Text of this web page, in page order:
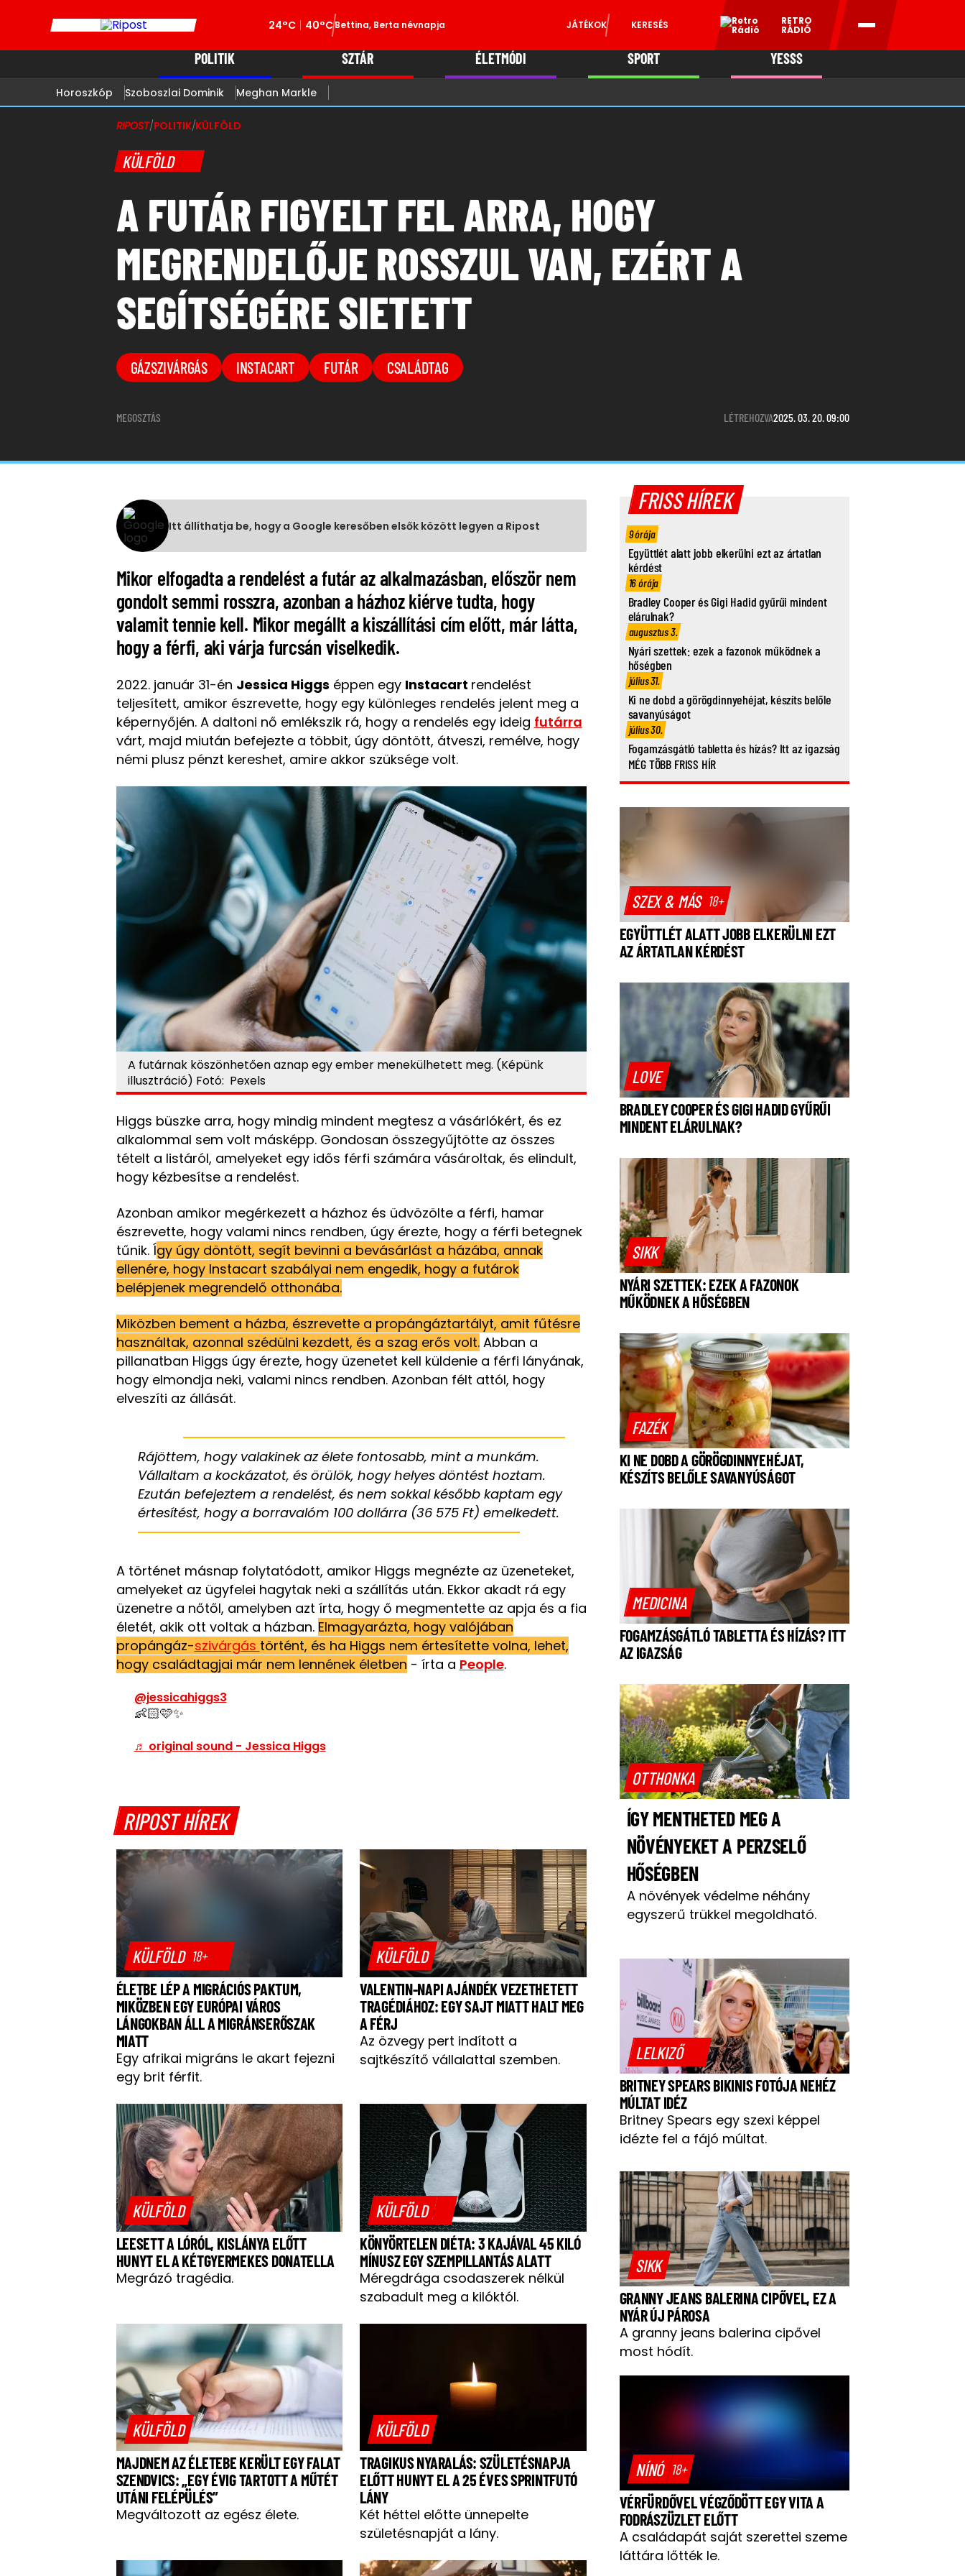
24°C 40°CBettina, Berta névnapja JÁTÉKOK KERESÉS RETRO
RÁDIÓ
POLITIK SZTÁR ÉLETMÓDI SPORT YESSS
Horoszkóp Szoboszlai Dominik Meghan Markle
RIPOST/POLITIK/KÜLFÖLD
KÜLFÖLD
A FUTÁR FIGYELT FEL ARRA, HOGY
MEGRENDELŐJE ROSSZUL VAN, EZÉRT A
SEGÍTSÉGÉRE SIETETT
GÁZSZIVÁRGÁS INSTACART FUTÁR CSALÁDTAG
MEGOSZTÁS LÉTREHOZVA2025. 03. 20. 09:00
Itt állíthatja be, hogy a Google keresőben elsők között legyen a Ripost
Mikor elfogadta a rendelést a futár az alkalmazásban, először nem
gondolt semmi rosszra, azonban a házhoz kiérve tudta, hogy
valamit tennie kell. Mikor megállt a kiszállítási cím előtt, már látta,
hogy a férfi, aki várja furcsán viselkedik.
2022. január 31-én Jessica Higgs éppen egy Instacart rendelést
teljesített, amikor észrevette, hogy egy különleges rendelés jelent meg a
képernyőjén. A daltoni nő emlékszik rá, hogy a rendelés egy ideig futárra
várt, majd miután befejezte a többit, úgy döntött, átveszi, remélve, hogy
némi plusz pénzt kereshet, amire akkor szüksége volt.
A futárnak köszönhetően aznap egy ember menekülhetett meg. (Képünk
illusztráció) Fotó: Pexels
Higgs büszke arra, hogy mindig mindent megtesz a vásárlókért, és ez
alkalommal sem volt másképp. Gondosan összegyűjtötte az összes
tételt a listáról, amelyeket egy idős férfi számára vásároltak, és elindult,
hogy kézbesítse a rendelést.
Azonban amikor megérkezett a házhoz és üdvözölte a férfi, hamar
észrevette, hogy valami nincs rendben, úgy érezte, hogy a férfi betegnek
tűnik. Így úgy döntött, segít bevinni a bevásárlást a házába, annak
ellenére, hogy Instacart szabályai nem engedik, hogy a futárok
belépjenek megrendelő otthonába.
Miközben bement a házba, észrevette a propángáztartályt, amit fűtésre
használtak, azonnal szédülni kezdett, és a szag erős volt.Abban a
pillanatban Higgs úgy érezte, hogy üzenetet kell küldenie a férfi lányának,
hogy elmondja neki, valami nincs rendben. Azonban félt attól, hogy
elveszíti az állását.
Rájöttem, hogy valakinek az élete fontosabb, mint a munkám.
Vállaltam a kockázatot, és örülök, hogy helyes döntést hoztam.
Ezután befejeztem a rendelést, és nem sokkal később kaptam egy
értesítést, hogy a borravalóm 100 dollárra (36 575 Ft) emelkedett.
A történet másnap folytatódott, amikor Higgs megnézte az üzeneteket,
amelyeket az ügyfelei hagytak neki a szállítás után. Ekkor akadt rá egy
üzenetre a nőtől, amelyben azt írta, hogy ő megmentette az apja és a fia
életét, akik ott voltak a házban. Elmagyarázta, hogy valójában
propángáz-szivárgás történt, és ha Higgs nem értesítette volna, lehet,
hogy családtagjai már nem lennének életben - írta a People.
@jessicahiggs3
👶🏻🩷✨
♬ original sound - Jessica Higgs
RIPOST HÍREK
KÜLFÖLD 18+
ÉLETBE LÉP A MIGRÁCIÓS PAKTUM,
MIKÖZBEN EGY EURÓPAI VÁROS
LÁNGOKBAN ÁLL A MIGRÁNSERŐSZAK
MIATT
Egy afrikai migráns le akart fejezni
egy brit férfit.
KÜLFÖLD
VALENTIN-NAPI AJÁNDÉK VEZETHETETT
TRAGÉDIÁHOZ: EGY SAJT MIATT HALT MEG
A FÉRJ
Az özvegy pert indított a
sajtkészítő vállalattal szemben.
KÜLFÖLD
LEESETT A LÓRÓL, KISLÁNYA ELŐTT
HUNYT EL A KÉTGYERMEKES DONATELLA
Megrázó tragédia.
KÜLFÖLD
KÖNYÖRTELEN DIÉTA: 3 KAJÁVAL 45 KILÓ
MÍNUSZ EGY SZEMPILLANTÁS ALATT
Méregdrága csodaszerek nélkül
szabadult meg a kilóktól.
KÜLFÖLD
MAJDNEM AZ ÉLETEBE KERÜLT EGY FALAT
SZENDVICS: „EGY ÉVIG TARTOTT A MŰTÉT
UTÁNI FELÉPÜLÉS”
Megváltozott az egész élete.
KÜLFÖLD
TRAGIKUS NYARALÁS: SZÜLETÉSNAPJA
ELŐTT HUNYT EL A 25 ÉVES SPRINTFUTÓ
LÁNY
Két héttel előtte ünnepelte
születésnapját a lány.
FRISS HÍREK
9 órája
Együttlét alatt jobb elkerülni ezt az ártatlan
kérdést
16 órája
Bradley Cooper és Gigi Hadid gyűrűi mindent
elárulnak?
augusztus 3.
Nyári szettek: ezek a fazonok működnek a
hőségben
július 31.
Ki ne dobd a görögdinnyehéjat, készíts belőle
savanyúságot
július 30.
Fogamzásgátló tabletta és hízás? Itt az igazság
MÉG TÖBB FRISS HÍR
SZEX & MÁS 18+
EGYÜTTLÉT ALATT JOBB ELKERÜLNI EZT
AZ ÁRTATLAN KÉRDÉST
LOVE
BRADLEY COOPER ÉS GIGI HADID GYŰRŰI
MINDENT ELÁRULNAK?
SIKK
NYÁRI SZETTEK: EZEK A FAZONOK
MŰKÖDNEK A HŐSÉGBEN
FAZÉK
KI NE DOBD A GÖRÖGDINNYEHÉJAT,
KÉSZÍTS BELŐLE SAVANYÚSÁGOT
MEDICINA
FOGAMZÁSGÁTLÓ TABLETTA ÉS HÍZÁS? ITT
AZ IGAZSÁG
OTTHONKA
ÍGY MENTHETED MEG A
NÖVÉNYEKET A PERZSELŐ
HŐSÉGBEN
A növények védelme néhány
egyszerű trükkel megoldható.
LELKIZŐ
BRITNEY SPEARS BIKINIS FOTÓJA NEHÉZ
MÚLTAT IDÉZ
Britney Spears egy szexi képpel
idézte fel a fájó múltat.
SIKK
GRANNY JEANS BALERINA CIPŐVEL, EZ A
NYÁR ÚJ PÁROSA
A granny jeans balerina cipővel
most hódít.
NÍNÓ 18+
VÉRFÜRDŐVEL VÉGZŐDÖTT EGY VITA A
FODRÁSZÜZLET ELŐTT
A családapát saját szerettei szeme
láttára lőtték le.